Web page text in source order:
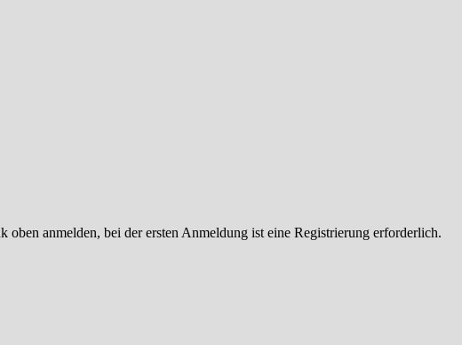
anmelden, bei der ersten Anmeldung ist eine Registrierung erforderlich.